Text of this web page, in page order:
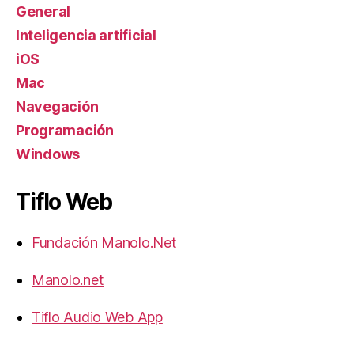
General
Inteligencia artificial
iOS
Mac
Navegación
Programación
Windows
Tiflo Web
Fundación Manolo.Net
Manolo.net
Tiflo Audio Web App